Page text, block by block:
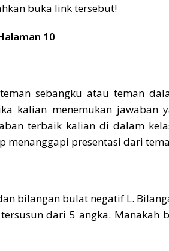
buka link tersebut!
10
sebangku atau teman
kalian menemukan jawaban
terbaik kalian di dalam
menanggapi presentasi dari
bilangan bulat negatif L.
dari 5 angka. Manakah